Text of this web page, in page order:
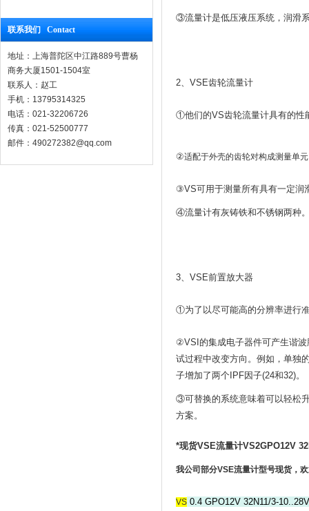
联系我们 Contact
地址：上海普陀区中江路889号曹杨
商务大厦1501-1504室
联系人：赵工
手机：13795314325
电话：021-32206726
传真：021-52500777
邮件：490272382@qq.com
③流量计是低压液压系统，润滑
2、VSE齿轮流量计
①他们的VS齿轮流量计具有的性
②适配于外壳的齿轮对构成测量单
③VS可用于测量所有具有一定润
④流量计有灰铸铁和不锈钢两种
3、VSE前置放大器
①为了以尽可能高的分辨率进行
②VSI的集成电子器件可产生谐波
试过程中改变方向。例如，单独
子增加了两个IPF因子(24和32)。
③可替换的系统意味着可以轻松
方案。
*现货VSE流量计VS2GPO12V
我公司部分VSE流量计型号现货，
VS 0.4 GPO12V 32N11/3-